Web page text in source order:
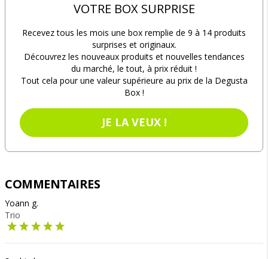
VOTRE BOX SURPRISE
Recevez tous les mois une box remplie de 9 à 14 produits
surprises et originaux.
Découvrez les nouveaux produits et nouvelles tendances
du marché, le tout, à prix réduit !
Tout cela pour une valeur supérieure au prix de la Degusta
Box !
JE LA VEUX !
COMMENTAIRES
Yoann g.
Trio